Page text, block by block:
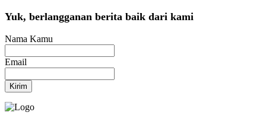
Yuk, berlangganan berita baik dari kami
Nama Kamu
Email
Kirim